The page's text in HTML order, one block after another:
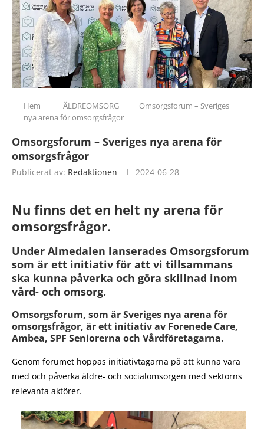
Hem ÄLDREOMSORG
Omsorgsforum – Sveriges
nya arena för omsorgsfrågor
Omsorgsforum – Sveriges nya arena för
omsorgsfrågor
Publicerat av: Redaktionen 2024-06-28
Nu finns det en helt ny arena för
omsorgsfrågor.
Under Almedalen lanserades Omsorgsforum
som är ett initiativ för att vi tillsammans
ska kunna påverka och göra skillnad inom
vård- och omsorg.
Omsorgsforum, som är Sveriges nya arena för
omsorgsfrågor, är ett initiativ av Forenede Care,
Ambea, SPF Seniorerna och Vårdföretagarna.
Genom forumet hoppas initiativtagarna på att kunna vara
med och påverka äldre- och socialomsorgen med sektorns
relevanta aktörer.